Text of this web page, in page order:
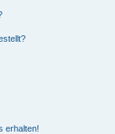
erhalten!